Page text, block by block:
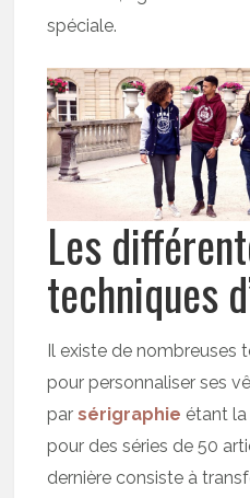
spéciale.
Les
techniques
Il existe de nombreuses
pour personnaliser ses
parsérigraphie étant
pour des séries de 50
dernière consiste à